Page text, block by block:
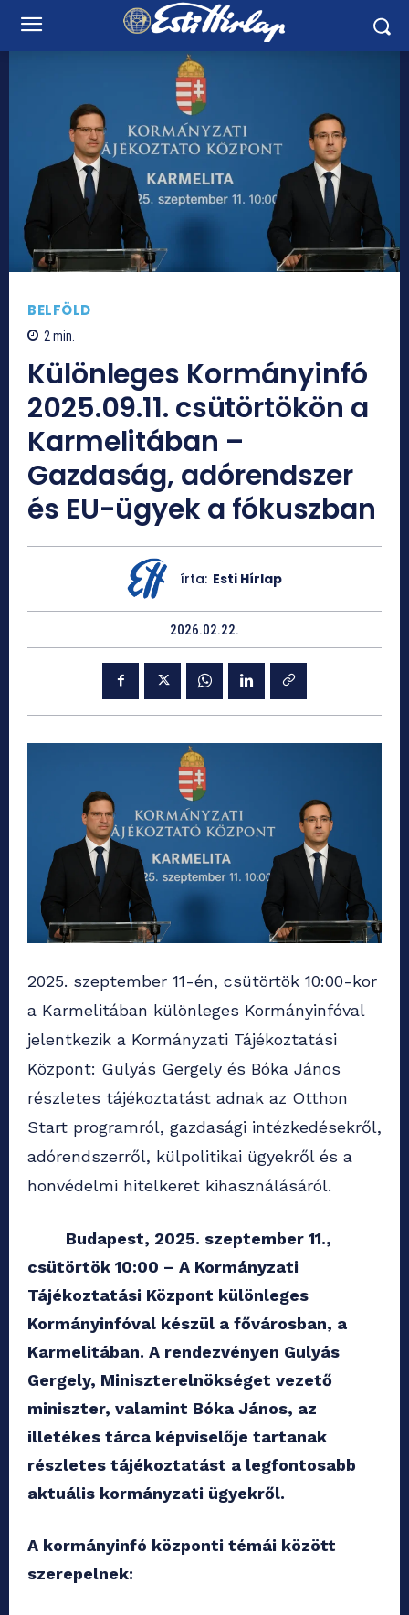
BELFÖLD
2min.
Különleges Kormányinfó
2025.09.11. csütörtökön a
Karmelitában –
Gazdaság, adórendszer
és EU-ügyek a fókuszban
írta: Esti Hírlap
2026.02.22.
2025. szeptember 11-én, csütörtök 10:00-kor
a Karmelitában különleges Kormányinfóval
jelentkezik a Kormányzati Tájékoztatási
Központ: Gulyás Gergely és Bóka János
részletes tájékoztatást adnak az Otthon
Start programról, gazdasági intézkedésekről,
adórendszerről, külpolitikai ügyekről és a
honvédelmi hitelkeret kihasználásáról.
Budapest, 2025. szeptember 11.,
csütörtök 10:00 – A Kormányzati
Tájékoztatási Központ különleges
Kormányinfóval készül a fővárosban, a
Karmelitában. A rendezvényen Gulyás
Gergely, Miniszterelnökséget vezető
miniszter, valamint Bóka János, az
illetékes tárca képviselője tartanak
részletes tájékoztatást a legfontosabb
aktuális kormányzati ügyekről.
A kormányinfó központi témái között
szerepelnek: